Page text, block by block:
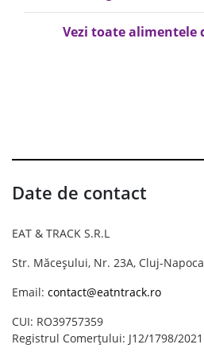
Vezi toate alimentele
Date de contact
EAT & TRACK S.R.L
Str. Măceșului, Nr. 23A, Cluj-
Email: contact@eatntrack.ro
CUI: RO39757359
Registrul Comerțului: J12/1798/2021